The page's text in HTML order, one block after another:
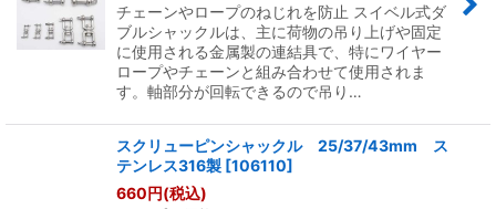
チェーンやロープのねじれを防止 スイベル式ダ
ブルシャックルは、主に荷物の吊り上げや固定
に使用される金属製の連結具で、特にワイヤー
ロープやチェーンと組み合わせて使用されま
す。軸部分が回転できるので吊り…
スクリューピンシャックル 25/37/43mm ス
テンレス316製 [106110]
660円(税込)